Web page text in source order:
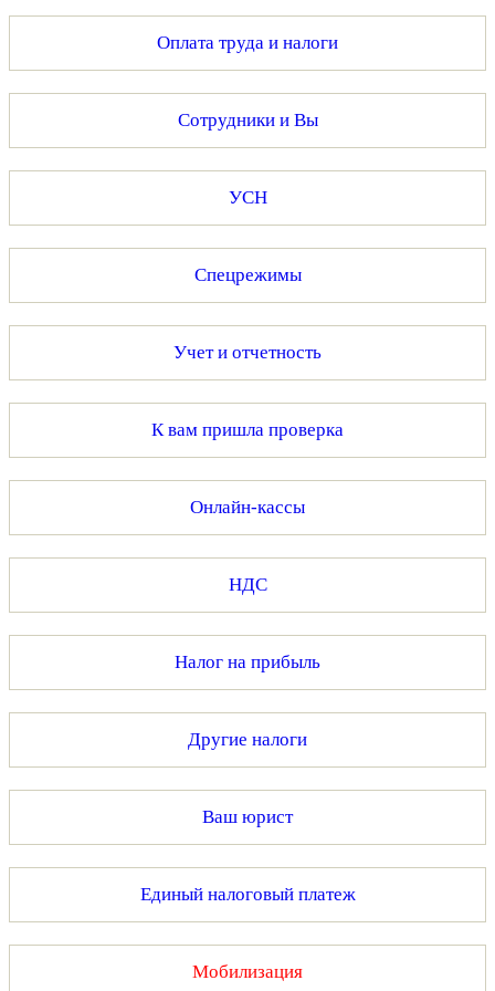
Оплата труда и налоги
Сотрудники и Вы
УСН
Спецрежимы
Учет и отчетность
К вам пришла проверка
Онлайн-кассы
НДС
Налог на прибыль
Другие налоги
Ваш юрист
Единый налоговый платеж
Мобилизация